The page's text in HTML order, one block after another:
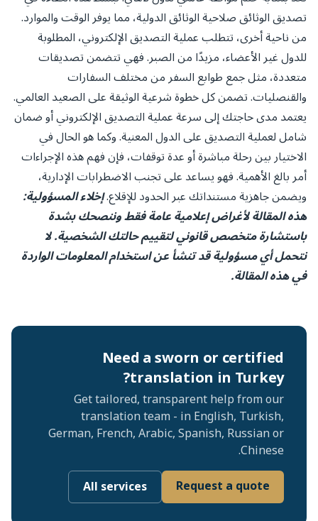
تصديق الوثائق صلاحية الوثائق الدولية، مما يوفر الوقت والموارد.
من ناحية أخرى، تتطلب عملية التصديق الإلكتروني، المطلوبة
للدول غير الأعضاء، مزيدًا من الصبر. فهي تتضمن تصديقات
متعددة، مثل جمع طوابع السفر من مختلف السفارات
والقنصليات. تضمن كل خطوة شرعية الوثيقة على الصعيد العالمي.
يعتمد مدى حاجتك إلى سرعة عملية التصديق الإلكتروني أو ضمان
شامل لعملية التصديق على الدول المعنية. وكما هو الحال في
الاختيار بين رحلة مباشرة أو عدة توقفات، فإن فهم هذه الإجراءات
أمر بالغ الأهمية. فهو يساعد على تجنب الاضطرابات الإدارية،
ويضمن جاهزية مستنداتك عبر الحدود للإقلاع.إخلاء المسؤولية:
هذه المقالة لأغراض إعلامية عامة فقط وننصحك بشدة
باستشارة متخصص قانوني لتقييم حالتك الشخصية. لا
نتحمل أي مسؤولية قد تنشأ عن استخدام المعلومات الواردة
في هذه المقالة.
Need a sworn or certified
translation in Turkey?
Get tailored, transparent help from our
translation team - in English, Turkish,
German, French, Arabic, Spanish, Russian or
Chinese.
Request a quote
All services